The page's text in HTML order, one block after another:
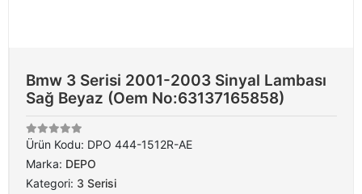
Bmw 3 Serisi 2001-2003 Sinyal Lambası
Sağ Beyaz (Oem No:63137165858)
Ürün Kodu: DPO 444-1512R-AE
Marka: DEPO
Kategori: 3 Serisi